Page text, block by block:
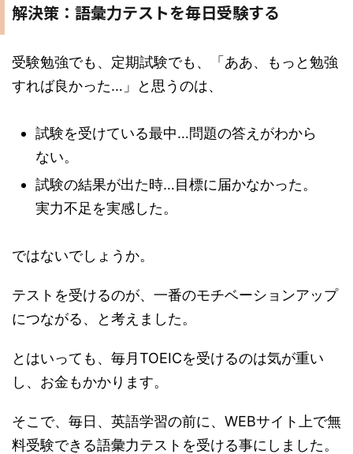
解決策：語彙力テストを毎日受験する
受験勉強でも、定期試験でも、「ああ、もっと勉強
すれば良かった…」と思うのは、
試験を受けている最中…問題の答えがわから
ない。
試験の結果が出た時…目標に届かなかった。
実力不足を実感した。
ではないでしょうか。
テストを受けるのが、一番のモチベーションアップ
につながる、と考えました。
とはいっても、毎月TOEICを受けるのは気が重い
し、お金もかかります。
そこで、毎日、英語学習の前に、WEBサイト上で無
料受験できる語彙力テストを受ける事にしました。